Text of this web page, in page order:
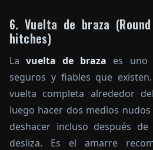
6. Vuelta de braza
hitches)
Lavuelta de braza es uno
seguros y fiables que
vuelta completa alrededor
luego hacer dos medios
deshacer incluso después
desliza. Es el amarre